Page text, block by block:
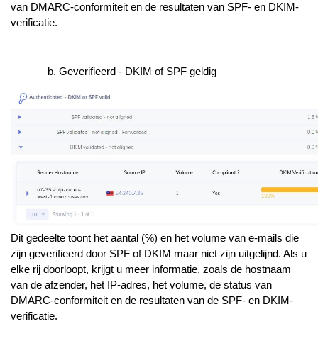
van DMARC-conformiteit en de resultaten van SPF- en DKIM-
verificatie.
Geverifieerd - DKIM of SPF geldig
Dit gedeelte toont het aantal (%) en het volume van e-mails die
zijn geverifieerd door SPF of DKIM maar niet zijn uitgelijnd. Als u
elke rij doorloopt, krijgt u meer informatie, zoals de hostnaam
van de afzender, het IP-adres, het volume, de status van
DMARC-conformiteit en de resultaten van de SPF- en DKIM-
verificatie.